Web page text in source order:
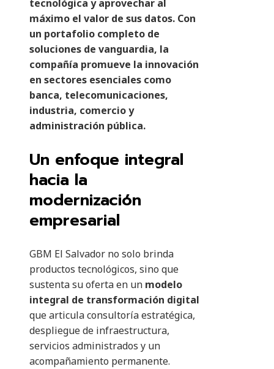
tecnológica y aprovechar al
máximo el valor de sus datos. Con
un portafolio completo de
soluciones de vanguardia, la
compañía promueve la innovación
en sectores esenciales como
banca, telecomunicaciones,
industria, comercio y
administración pública.
Un enfoque integral
hacia la
modernización
empresarial
GBM El Salvador no solo brinda
productos tecnológicos, sino que
sustenta su oferta en un modelo
integral de transformación digital
que articula consultoría estratégica,
despliegue de infraestructura,
servicios administrados y un
acompañamiento permanente.